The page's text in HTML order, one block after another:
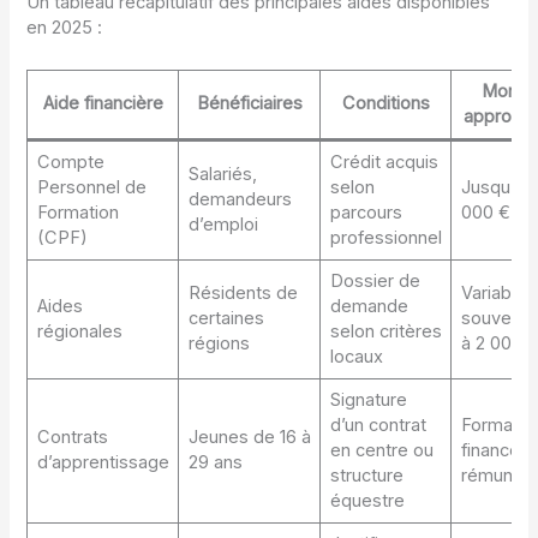
en 2025 :
Aide financière Bénéficiaires Conditions
Compte
Personnel de
Formation
(CPF)
Salariés,
demandeurs
d’emploi
Crédit acquis
selon
parcours
professionnel
Jusqu’à
000 €
Aides
régionales
Résidents de
certaines
régions
Dossier de
demande
selon critères
locaux
Variable,
souvent
à 2 000 €
Contrats
d’apprentissage
Jeunes de 16 à
29 ans
Signature
d’un contrat
en centre ou
structure
équestre
financée